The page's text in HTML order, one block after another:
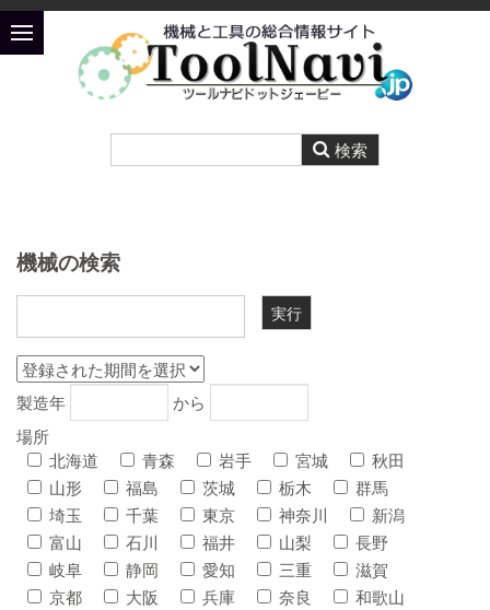
機械の検索
製造年
から
場所
北海道
青森 岩手 宮城
秋田
山形
福島 茨城 栃木
群馬
埼玉
千葉 東京 神奈川
新潟
富山
石川 福井 山梨
長野
岐阜
静岡 愛知 三重
滋賀
京都
大阪 兵庫 奈良
和歌山